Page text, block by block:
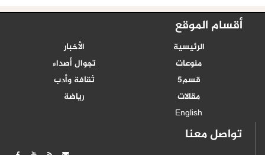
أقسام الموقع
الرئيسية
الأخبار
منوعات
تجوال أصداء
قسم5
ثقافة وأدب
مقالات
رياضة
English
تواصل معنا